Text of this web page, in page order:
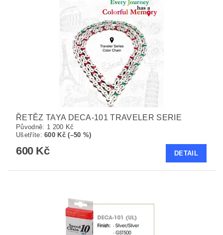
ŘETĚZ TAYA DECA-101 TRAVELER SERIE
Původně: 1 200 Kč
Ušetříte:600 Kč (–50 %)
600 Kč DETAIL